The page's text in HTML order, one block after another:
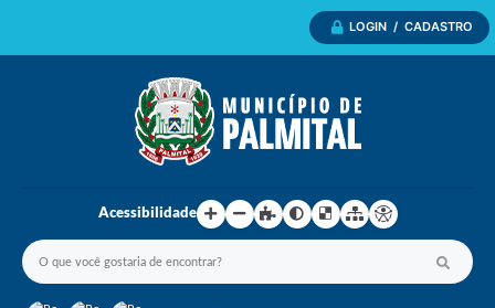
LOGIN / CADASTRO
Acessibilidade